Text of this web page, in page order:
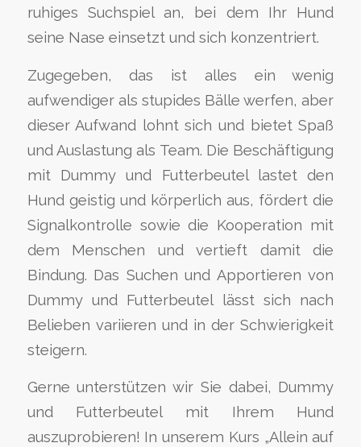
ruhiges Suchspiel an, bei dem Ihr Hund
seine Nase einsetzt und sich konzentriert.
Zugegeben, das ist alles ein wenig
aufwendiger als stupides Bälle werfen, aber
dieser Aufwand lohnt sich und bietet Spaß
und Auslastung als Team. Die Beschäftigung
mit Dummy und Futterbeutel lastet den
Hund geistig und körperlich aus, fördert die
Signalkontrolle sowie die Kooperation mit
dem Menschen und vertieft damit die
Bindung. Das Suchen und Apportieren von
Dummy und Futterbeutel lässt sich nach
Belieben variieren und in der Schwierigkeit
steigern.
Gerne unterstützen wir Sie dabei, Dummy
und Futterbeutel mit Ihrem Hund
auszuprobieren! In unserem Kurs „Allein auf